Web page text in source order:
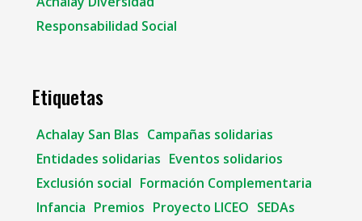
Responsabilidad Social
Etiquetas
Achalay San Blas Campañas solidarias
Entidades solidarias Eventos solidarios
Exclusión social Formación Complementaria
Infancia Premios Proyecto LICEO SEDAs